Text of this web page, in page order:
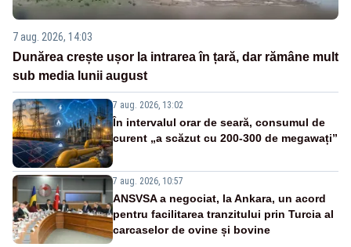
7 aug. 2026, 14:03
Dunărea crește ușor la intrarea în țară, dar rămâne mult
sub media lunii august
7 aug. 2026, 13:02
În intervalul orar de seară, consumul de
curent „a scăzut cu 200-300 de megawați”
7 aug. 2026, 10:57
ANSVSA a negociat, la Ankara, un acord
pentru facilitarea tranzitului prin Turcia al
carcaselor de ovine și bovine